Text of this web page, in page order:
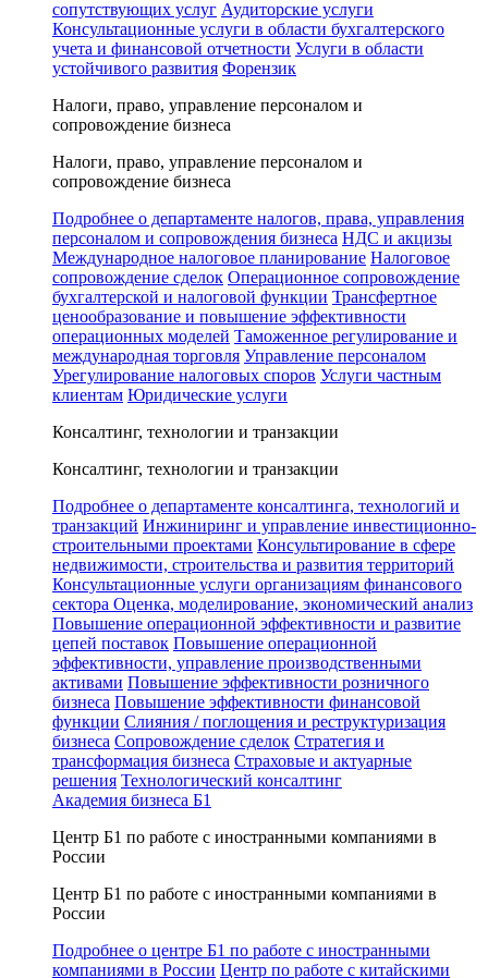
сопутствующих услуг Аудиторские услуги
Консультационные услуги в области бухгалтерского
учета и финансовой отчетности Услуги в области
устойчивого развития Форензик
Налоги, право, управление персоналом и
сопровождение бизнеса
Налоги, право, управление персоналом и
сопровождение бизнеса
Подробнее о департаменте налогов, права, управления
персоналом и сопровождения бизнеса НДС и акцизы
Международное налоговое планирование Налоговое
сопровождение сделок Операционное сопровождение
бухгалтерской и налоговой функции Трансфертное
ценообразование и повышение эффективности
операционных моделей Таможенное регулирование и
международная торговля Управление персоналом
Урегулирование налоговых споров Услуги частным
клиентам Юридические услуги
Консалтинг, технологии и транзакции
Консалтинг, технологии и транзакции
Подробнее о департаменте консалтинга, технологий и
транзакций Инжиниринг и управление инвестиционно-
строительными проектами Консультирование в сфере
недвижимости, строительства и развития территорий
Консультационные услуги организациям финансового
сектора Оценка, моделирование, экономический анализ
Повышение операционной эффективности и развитие
цепей поставок Повышение операционной
эффективности, управление производственными
активами Повышение эффективности розничного
бизнеса Повышение эффективности финансовой
функции Слияния / поглощения и реструктуризация
бизнеса Сопровождение сделок Стратегия и
трансформация бизнеса Страховые и актуарные
решения Технологический консалтинг
Академия бизнеса Б1
Центр Б1 по работе с иностранными компаниями в
России
Центр Б1 по работе с иностранными компаниями в
России
Подробнее о центре Б1 по работе с иностранными
компаниями в России Центр по работе с китайскими